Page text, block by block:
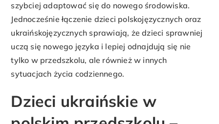
szybciej adaptować się do nowego środowiska.
Jednocześnie łączenie dzieci polskojęzycznych oraz
ukraińskojęzycznych sprawiają, że dzieci sprawniej
uczą się nowego języka i lepiej odnajdują się nie
tylko w przedszkolu, ale również w innych
sytuacjach życia codziennego.
Dzieci ukraińskie w